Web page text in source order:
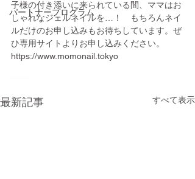
パートナープログラム
子様の付き添いに来られている間、ママはお
しゃれなジェルネイルを…！　もちろんネイ
ルだけのお申し込みもお待ちしています。ぜ
ひ専用サイトよりお申し込みください。
https://www.momonail.tokyo
最新記事 すべて表示